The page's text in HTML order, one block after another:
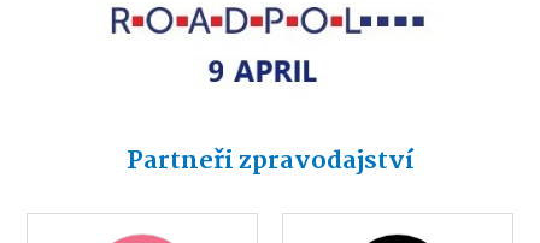
Partneři zpravodajství